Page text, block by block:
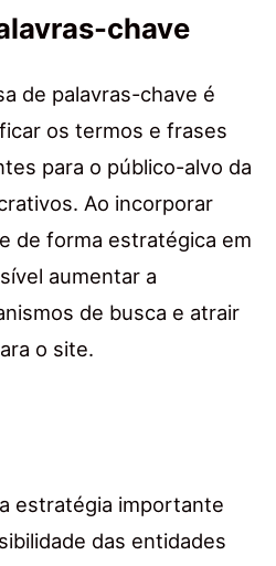
chave
de palavras-chave é
os termos e frases
para o público-alvo da
Ao incorporar
de forma estratégica em
aumentar a
de busca e atrair
o site.
estratégia importante
das entidades